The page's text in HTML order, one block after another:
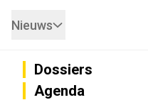
Nieuws
Dossiers
Agenda